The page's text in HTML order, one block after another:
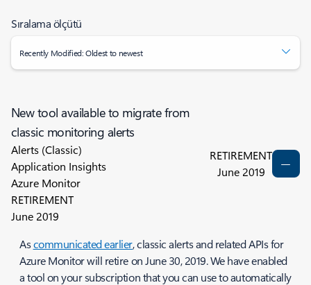
Sıralama ölçütü
Recently Modified: Oldest to newest
New tool available to migrate from
classic monitoring alerts
Alerts (Classic)
Application Insights
Azure Monitor
RETIREMENT
June 2019
RETIREMENT
June 2019
Ascommunicated earlier, classic alerts and related APIs for
Azure Monitor will retire onJune 30, 2019. We have enabled
a tool on your subscription that you can use to automatically